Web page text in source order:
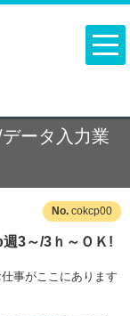
ータ入力業
cokcp00
3～/3ｈ～ＯＫ!
事がここにあります